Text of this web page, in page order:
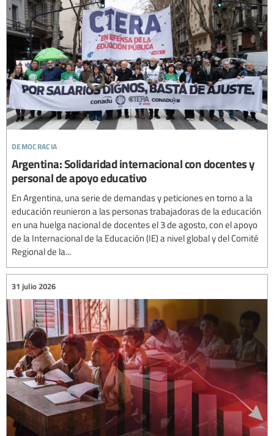
democracia
Argentina: Solidaridad internacional con docentes y
personal de apoyo educativo
En Argentina, una serie de demandas y peticiones en torno a la
educación reunieron a las personas trabajadoras de la educación
en una huelga nacional de docentes el 3 de agosto, con el apoyo
de la Internacional de la Educación (IE) a nivel global y del Comité
Regional de la...
31 julio 2026